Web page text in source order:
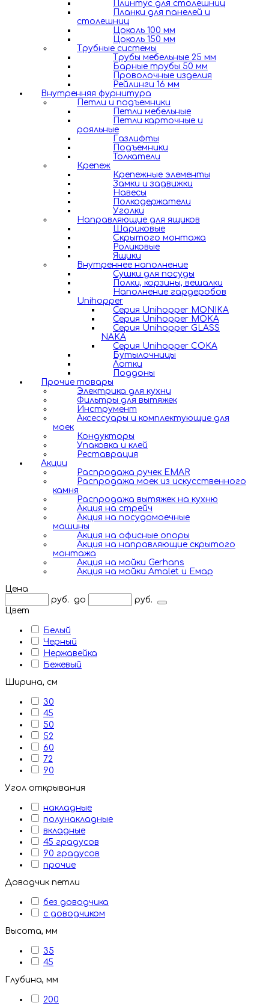
Плинтус для столешниц
Планки для панелей и
столешниц
Цоколь 100 мм
Цоколь 150 мм
Трубные системы
Трубы мебельные 25 мм
Барные трубы 50 мм
Проволочные изделия
Рейлинги 16 мм
Внутренняя фурнитура
Петли и подъемники
Петли мебельные
Петли карточные и
рояльные
Газлифты
Подъемники
Толкатели
Крепеж
Крепежные элементы
Замки и задвижки
Навесы
Полкодержатели
Уголки
Направляющие для ящиков
Шариковые
Скрытого монтажа
Роликовые
Ящики
Внутреннее наполнение
Сушки для посуды
Полки, корзины, вешалки
Наполнение гардеробов
Unihopper
Серия Unihopper MONIKA
Серия Unihopper MOKA
Серия Unihopper GLASS
NAKA
Серия Unihopper COKA
Бутылочницы
Лотки
Поддоны
Прочие товары
Электрика для кухни
Фильтры для вытяжек
Инструмент
Аксессуары и комплектующие для
моек
Кондукторы
Упаковка и клей
Реставрация
Акции
Распродажа ручек EMAR
Распродажа моек из искусственного
камня
Распродажа вытяжек на кухню
Акция на стрейч
Акция на посудомоечные
машины
Акция на офисные опоры
Акция на направляющие скрытого
монтажа
Акция на мойки Gerhans
Акция на мойки Amalet и Емар
Цена
руб.
до
руб.
Цвет
Белый
Черный
Нержавейка
Бежевый
Ширина, см
30
45
50
52
60
72
90
Угол открывания
накладные
полунакладные
вкладные
45 градусов
90 градусов
прочие
Доводчик петли
без доводчика
с доводчиком
Высота, мм
35
45
Глубина, мм
200